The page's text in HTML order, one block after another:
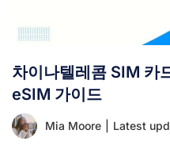
차이나텔레콤 SIM 카
eSIM 가이드
Mia Moore Latest